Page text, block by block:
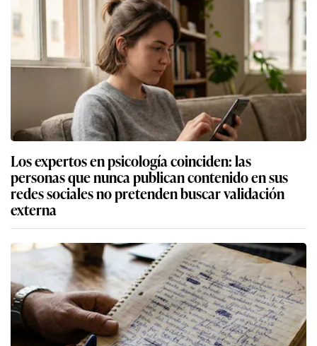
Los expertos en psicología coinciden: las
personas que nunca publican contenido en sus
redes sociales no pretenden buscar validación
externa